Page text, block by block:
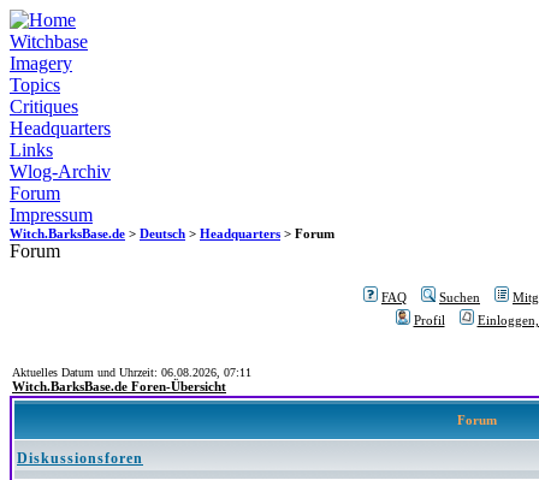
Witchbase
Imagery
Topics
Critiques
Headquarters
Links
Wlog-Archiv
Forum
Impressum
Witch.BarksBase.de > Deutsch > Headquarters > Forum
Forum
FAQ Suchen
Profil
Aktuelles Datum und Uhrzeit: 06.08.2026, 07:11
Witch.BarksBase.de Foren-Übersicht
Forum
Diskussionsforen